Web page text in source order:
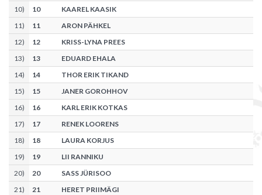
10) 10
KAAREL KAASIK
11) 11
ARON PÄHKEL
12) 12
KRISS-LYNA PREES
13) 13
EDUARD EHALA
14) 14
THOR ERIK TIKAND
15) 15
JANER GOROHHOV
16) 16
KARL ERIK KOTKAS
17) 17
RENEK LOORENS
18) 18
LAURA KORJUS
19) 19
LII RANNIKU
20) 20
SASS JÜRISOO
21) 21
HERET PRIIMÄGI